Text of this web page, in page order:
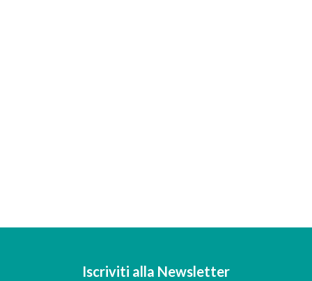
Iscriviti alla Newsletter